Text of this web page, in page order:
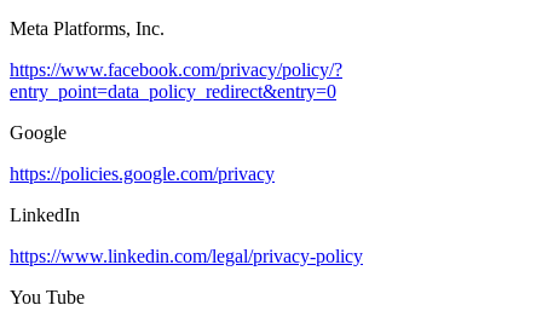
Meta Platforms, Inc.
https://www.facebook.com/privacy/policy/?
entry_point=data_policy_redirect&entry=0
Google
https://policies.google.com/privacy
LinkedIn
https://www.linkedin.com/legal/privacy-policy
You Tube